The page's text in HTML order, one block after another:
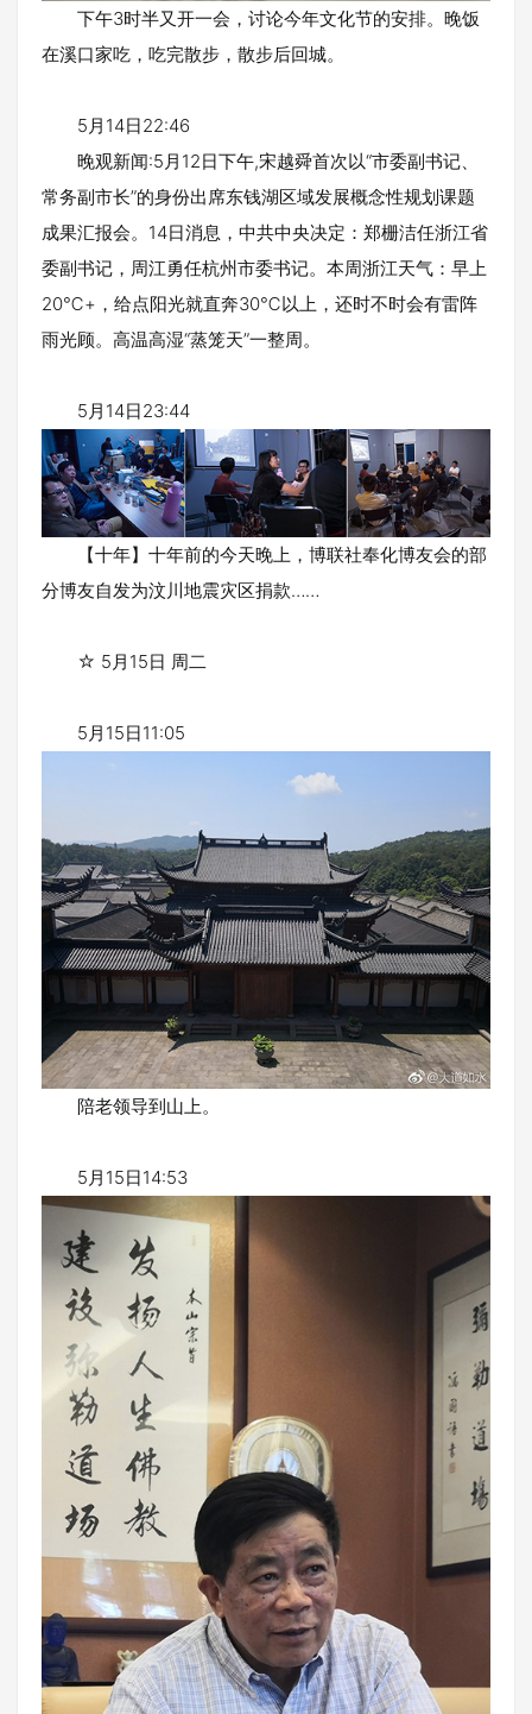
下午3时半又开一会，讨论今年文化节的安排。晚饭
在溪口家吃，吃完散步，散步后回城。
5月14日22:46
晚观新闻:5月12日下午,宋越舜首次以“市委副书记、
常务副市长”的身份出席东钱湖区域发展概念性规划课题
成果汇报会。14日消息，中共中央决定：郑栅洁任浙江省
委副书记，周江勇任杭州市委书记。本周浙江天气：早上
20℃+，给点阳光就直奔30℃以上，还时不时会有雷阵
雨光顾。高温高湿“蒸笼天”一整周。
5月14日23:44
【十年】十年前的今天晚上，博联社奉化博友会的部
分博友自发为汶川地震灾区捐款……
☆ 5月15日 周二
5月15日11:05
陪老领导到山上。
5月15日14:53